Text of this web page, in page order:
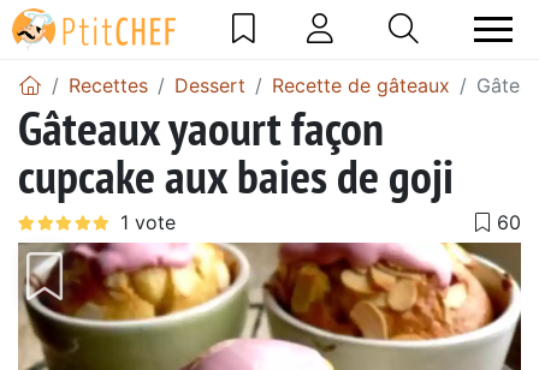
Recettes Dessert Recette de gâteaux
Gâteaux yaourt façon
cupcake aux baies de goji